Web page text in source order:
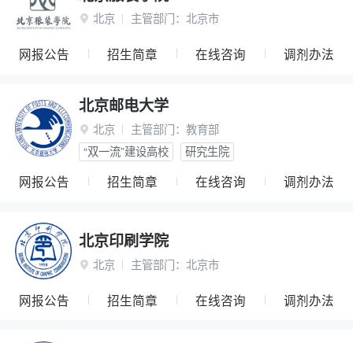
 北京 主管部门： 北京市
网报公告 招生简章 在线咨询 调剂办法
北京邮电大学
 北京 主管部门： 教育部
“双一流”建设高校
研究生院
网报公告 招生简章 在线咨询 调剂办法
北京印刷学院
 北京 主管部门： 北京市
网报公告 招生简章 在线咨询 调剂办法